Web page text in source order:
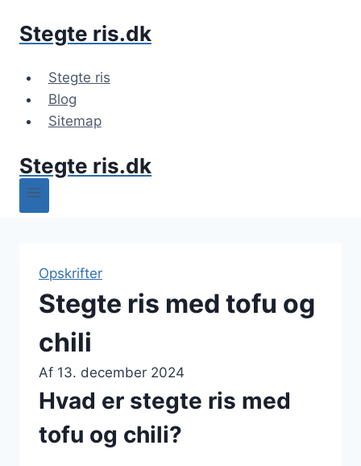
Stegte ris.dk
Stegte ris
Blog
Sitemap
Stegte ris.dk
Opskrifter
Stegte ris med tofu og
chili
Af 13. december 2024
Hvad er stegte ris med
tofu og chili?